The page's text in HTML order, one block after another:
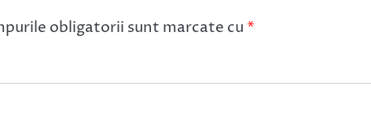
obligatorii sunt marcate cu *